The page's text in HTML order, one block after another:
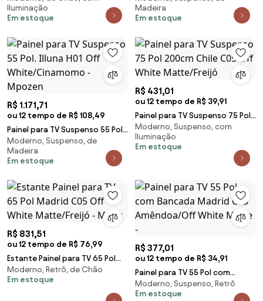
White/Cinamomo - Mpozen
Iluminação
Em estoque
- Mpozen
Madeira
Em estoque
R$ 1.171,71
ou 12 tempo de R$ 108,49
Painel para TV Suspenso 55 Pol.
Illuna H01 Off White/Cinamomo
- Mpozen
Moderno, Suspenso, de
Madeira
Em estoque
R$ 431,01
ou 12 tempo de R$ 39,91
Painel para TV Suspenso 75 Pol
200cm Chile C05 Off White
Matte/Freijó
Moderno, Suspenso, com
Iluminação
Em estoque
R$ 831,51
ou 12 tempo de R$ 76,99
Estante Painel para TV 65 Pol
Madrid C05 Off White
Matte/Freijó - Mpoz
Moderno, Retrô, de Chão
Em estoque
R$ 377,01
ou 12 tempo de R$ 34,91
Painel para TV 55 Pol com
Bancada Madrid C05
Amêndoa/Off White Matte -
Moderno, Suspenso, Retrô
Em estoque